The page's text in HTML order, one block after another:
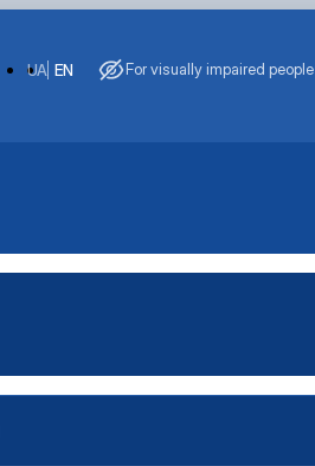
EN
UA For visually impaired people